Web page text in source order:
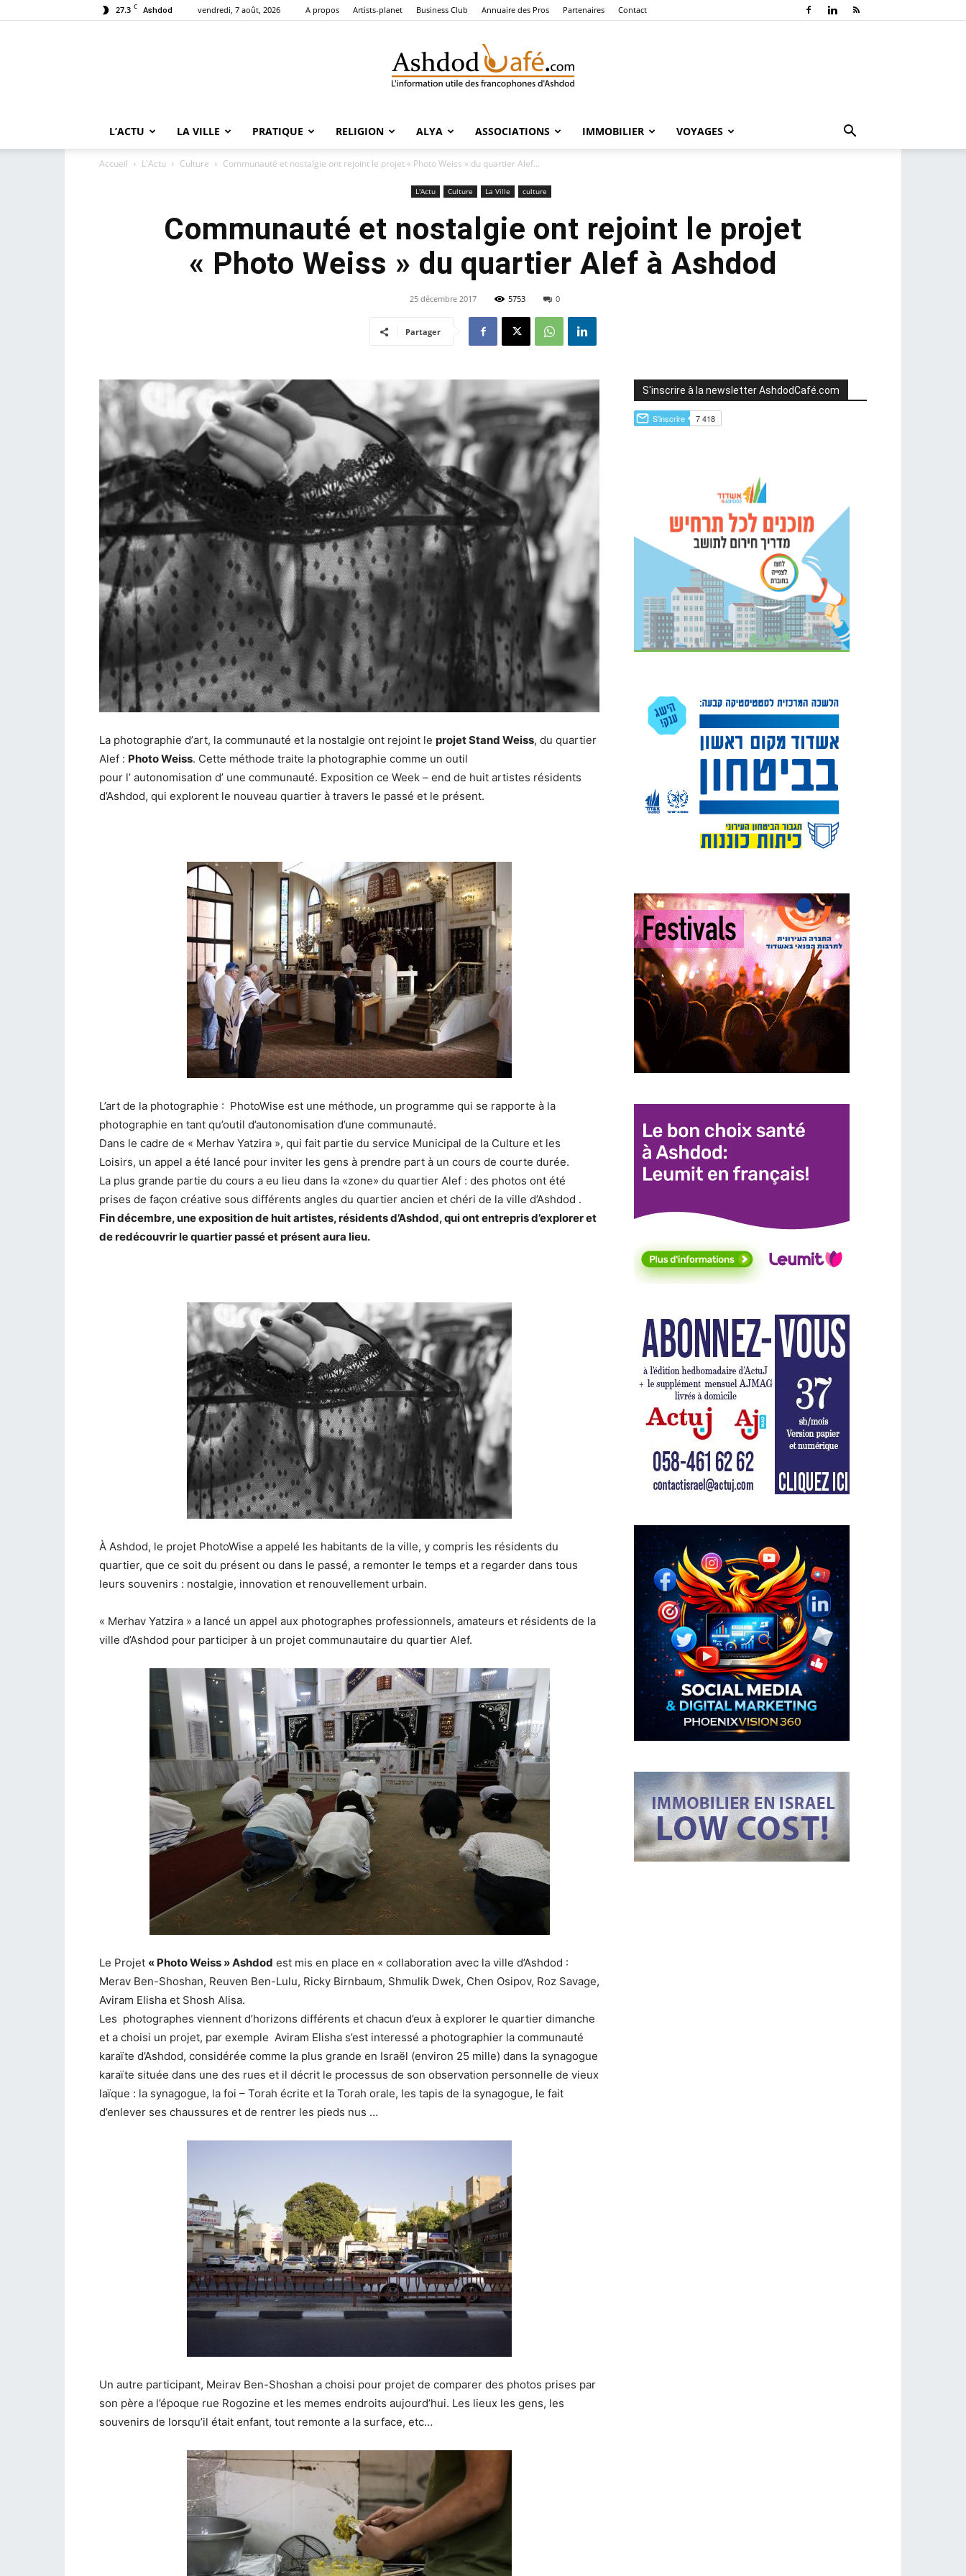
27.3 C Ashdod vendredi, 7 août, 2026 A propos Artists-planet Business Club Annuaire des Pros Partenaires Contact
Café
L’ACTU LA VILLE PRATIQUE RELIGION ALYA ASSOCIATIONS IMMOBILIER VOYAGES
Accueil L'Actu Culture Communauté et nostalgie ont rejoint le projet « Photo Weiss » du quartier Alef...
L'Actu Culture La Ville culture
Communauté et nostalgie ont rejoint le projet
« Photo Weiss » du quartier Alef à Ashdod
25 décembre 2017 5753 0
Partager
La photographie d’art, la communauté et la nostalgie ont rejoint le projet Stand Weiss, du quartier
Alef : Photo Weiss. Cette méthode traite la photographie comme un outil
pour l’ autonomisation d’ une communauté. Exposition ce Week – end de huit artistes résidents
d’Ashdod, qui explorent le nouveau quartier à travers le passé et le présent.
L’art de la photographie : PhotoWise est une méthode, un programme qui se rapporte à la
photographie en tant qu’outil d’autonomisation d’une communauté.
Dans le cadre de « Merhav Yatzira », qui fait partie du service Municipal de la Culture et les
Loisirs, un appel a été lancé pour inviter les gens à prendre part à un cours de courte durée.
La plus grande partie du cours a eu lieu dans la «zone» du quartier Alef : des photos ont été
prises de façon créative sous différents angles du quartier ancien et chéri de la ville d’Ashdod .
Fin décembre, une exposition de huit artistes, résidents d’Ashdod, qui ont entrepris d’explorer et
de redécouvrir le quartier passé et présent aura lieu.
À Ashdod, le projet PhotoWise a appelé les habitants de la ville, y compris les résidents du
quartier, que ce soit du présent ou dans le passé, a remonter le temps et a regarder dans tous
leurs souvenirs : nostalgie, innovation et renouvellement urbain.
« Merhav Yatzira » a lancé un appel aux photographes professionnels, amateurs et résidents de la
ville d’Ashdod pour participer à un projet communautaire du quartier Alef.
Le Projet « Photo Weiss » Ashdod est mis en place en « collaboration avec la ville d’Ashdod :
Merav Ben-Shoshan, Reuven Ben-Lulu, Ricky Birnbaum, Shmulik Dwek, Chen Osipov, Roz Savage,
Aviram Elisha et Shosh Alisa.
Les photographes viennent d’horizons différents et chacun d’eux à explorer le quartier dimanche
et a choisi un projet, par exemple Aviram Elisha s’est interessé a photographier la communauté
karaïte d’Ashdod, considérée comme la plus grande en Israël (environ 25 mille) dans la synagogue
karaïte située dans une des rues et il décrit le processus de son observation personnelle de vieux
laïque : la synagogue, la foi – Torah écrite et la Torah orale, les tapis de la synagogue, le fait
d’enlever ses chaussures et de rentrer les pieds nus …
Un autre participant, Meirav Ben-Shoshan a choisi pour projet de comparer des photos prises par
son père a l’époque rue Rogozine et les memes endroits aujourd’hui. Les lieux les gens, les
souvenirs de lorsqu’il était enfant, tout remonte a la surface, etc…
S'inscrire à la newsletter AshdodCafé.com